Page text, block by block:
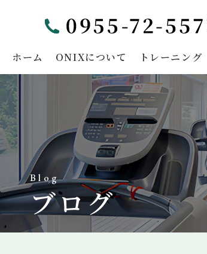
ホーム ONIXについて トレーニング
Blog
ブログ